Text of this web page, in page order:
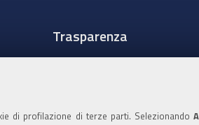
di profilazione di terze parti. Selezionando
Trasparenza
Pubblicità Legale